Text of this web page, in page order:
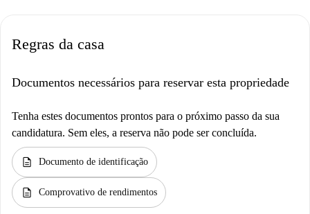
Regras da casa
Documentos necessários para reservar esta propriedade
Tenha estes documentos prontos para o próximo passo da sua
candidatura. Sem eles, a reserva não pode ser concluída.
description Documento de identificação
description Comprovativo de rendimentos